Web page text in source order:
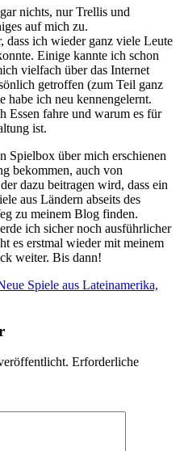
nichts, nur Trellis und
auf mich zu.
ich wieder ganz viele Leute
Einige kannte ich schon
vielfach über das Internet
getroffen (zum Teil ganz
habe ich neu kennengelernt.
Essen fahre und warum es für
ist.
Spielbox über mich erschienen
bekommen, auch von
dazu beitragen wird, dass ein
aus Ländern abseits des
zu meinem Blog finden.
ich sicher noch ausführlicher
es erstmal wieder mit meinem
weiter. Bis dann!
Spiele aus Lateinamerika,
Erforderliche